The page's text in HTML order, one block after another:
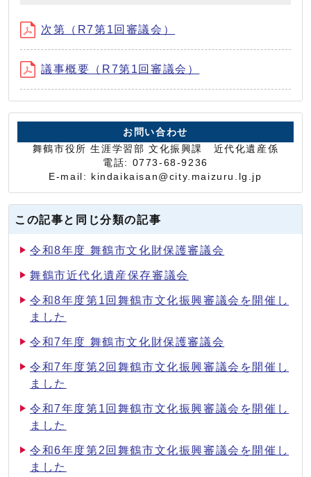
次第（R7第1回審議会）
議事概要（R7第1回審議会）
お問い合わせ
舞鶴市役所 生涯学習部 文化振興課 近代化遺産係
電話: 0773-68-9236
E-mail: kindaikaisan@city.maizuru.lg.jp
この記事と同じ分類の記事
令和8年度 舞鶴市文化財保護審議会
舞鶴市近代化遺産保存審議会
令和8年度第1回舞鶴市文化振興審議会を開催し
ました
令和7年度 舞鶴市文化財保護審議会
令和7年度第2回舞鶴市文化振興審議会を開催し
ました
令和7年度第1回舞鶴市文化振興審議会を開催し
ました
令和6年度第2回舞鶴市文化振興審議会を開催し
ました